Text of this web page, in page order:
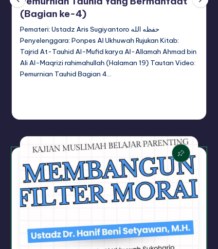
(Bagian ke-4)
Pemateri: Ustadz Aris Sugiyantoro حفظه الله
Penyelenggara: Ponpes Al Ukhuwah Rujukan Kitab:
Tajrid At-Tauhid Al-Mufid karya Al-Allamah Ahmad bin
Ali Al-Maqrizi rahimahullah (Halaman 19) Tautan Video:
Pemurnian Tauhid Bagian 4…